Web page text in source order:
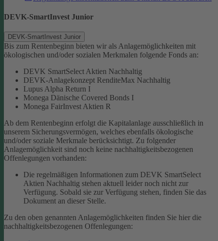
DEVK-SmartInvest Junior
DEVK-SmartInvest Junior
Bis zum Rentenbeginn bieten wir als Anlagemöglichkeiten mit
ökologischen und/oder sozialen Merkmalen folgende Fonds an:
DEVK SmartSelect Aktien Nachhaltig
DEVK-Anlagekonzept RenditeMax Nachhaltig
Lupus Alpha Return I
Monega Dänische Covered Bonds I
Monega FairInvest Aktien R
Ab dem Rentenbeginn erfolgt die Kapitalanlage ausschließlich in
unserem Sicherungsvermögen, welches ebenfalls ökologische
und/oder soziale Merkmale berücksichtigt. Zu folgender
Anlagemöglichkeit sind noch keine nachhaltigkeitsbezogenen
Offenlegungen vorhanden:
Die regelmäßigen Informationen zum DEVK SmartSelect
Aktien Nachhaltig stehen aktuell leider noch nicht zur
Verfügung. Sobald sie zur Verfügung stehen, finden Sie das
Dokument an dieser Stelle.
Zu den oben genannten Anlagemöglichkeiten finden Sie hier die
nachhaltigkeitsbezogenen Offenlegungen: